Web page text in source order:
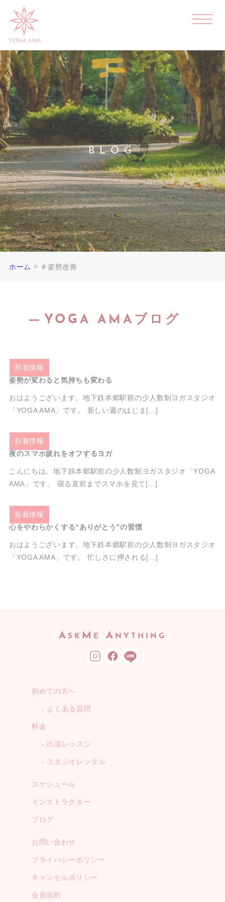
YOGA AMA
BLOG
ホーム > ＃姿勢改善
YOGA AMAブログ
2025.10.27
姿勢が変わると気持ちも変わる
おはようございます。地下鉄本郷駅前の少人数制ヨガスタジオ
「YOGA AMA」です。 新しい週のはじま[...]
新着情報
2025.10.24
夜のスマホ疲れをオフするヨガ
こんにちは。地下鉄本郷駅前の少人数制ヨガスタジオ「YOGA
AMA」です。 寝る直前までスマホを見て[...]
新着情報
2025.09.27
心をやわらかくする“ありがとう”の習慣
おはようございます。地下鉄本郷駅前の少人数制ヨガスタジオ
「YOGA AMA」です。 忙しさに押される[...]
新着情報
A SK M E A NYTHING
初めての方へ
よくある質問
料金
出張レッスン
スタジオレンタル
スケジュール
インストラクター
ブログ
お問い合わせ
プライバシーポリシー
キャンセルポリシー
会員規約